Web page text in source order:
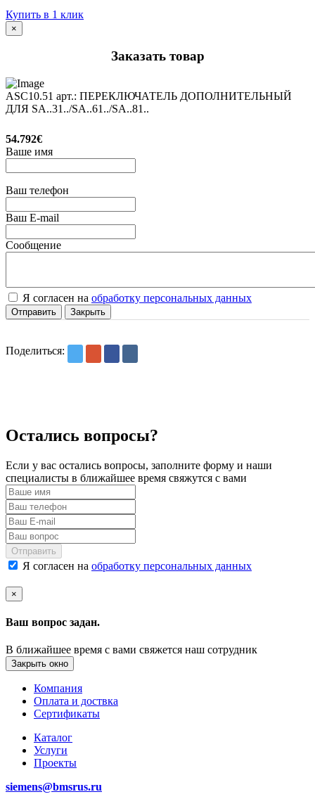
Купить в 1 клик
×
Заказать товар
ASC10.51 арт.: ПЕРЕКЛЮЧАТЕЛЬ ДОПОЛНИТЕЛЬНЫЙ
ДЛЯ SA..31../SA..61../SA..81..
54.792€
Ваше имя
Ваш телефон
Ваш E-mail
Сообщение
Я согласен на обработку персональных данных
Отправить Закрыть
Поделиться:
Остались вопросы?
Если у вас остались вопросы, заполните форму и наши
специалисты в ближайшее время свяжутся с вами
Отправить
Я согласен на обработку персональных данных
×
Ваш вопрос задан.
В ближайшее время с вами свяжется наш сотрудник
Закрыть окно
Компания
Оплата и доствка
Сертификаты
Каталог
Услуги
Проекты
siemens@bmsrus.ru